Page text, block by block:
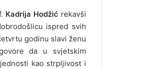
Kadrija Hodžić rekavši
ispred svih
godinu slavi ženu
da u svjetskim
kao strpljivost i